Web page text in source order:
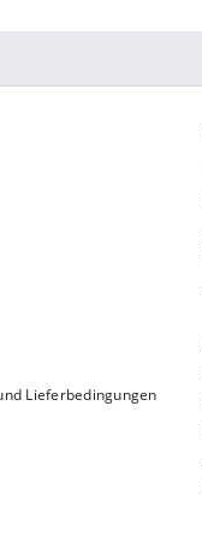
Lieferbedingungen